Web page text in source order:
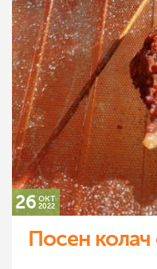
26 окт
2022
Посен колач